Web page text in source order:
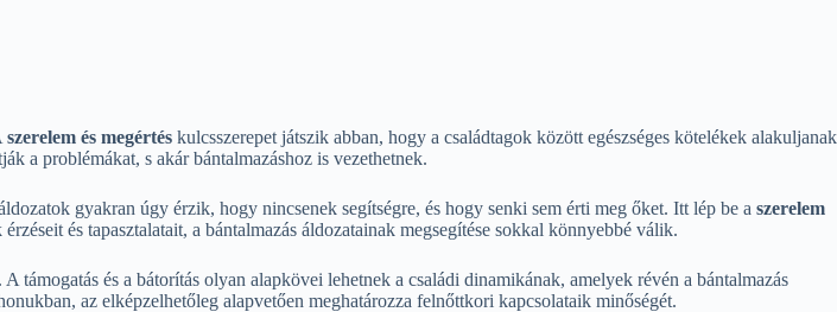
szerelem és megértés kulcsszerepet játszik abban, hogy a családtagok között egészséges kötelékek alakuljanak
a problémákat, s akár bántalmazáshoz is vezethetnek.
gyakran úgy érzik, hogy nincsenek segítségre, és hogy senki sem érti meg őket. Itt lép be a szerelem
és tapasztalatait, a bántalmazás áldozatainak megsegítése sokkal könnyebbé válik.
és a bátorítás olyan alapkövei lehetnek a családi dinamikának, amelyek révén a bántalmazás
az elképzelhetőleg alapvetően meghatározza felnőttkori kapcsolataik minőségét.